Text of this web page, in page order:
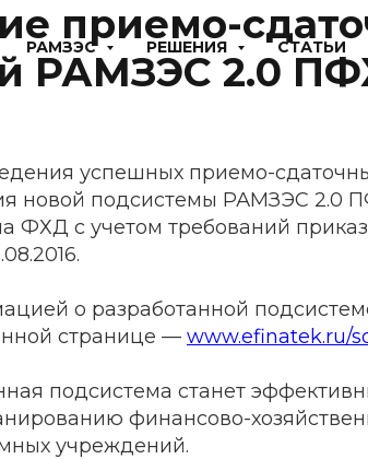
РАМЗЭС РЕШЕНИЯ СТАТЬИ
приемо-
РАМЗЭС 2.0
успешных приемо-
новой подсистемы РАМЗЭС 2.0
ФХД с учетом требований
о разработанной
странице — www.efinatek.ru/
подсистема станет
финансово-
учреждений.